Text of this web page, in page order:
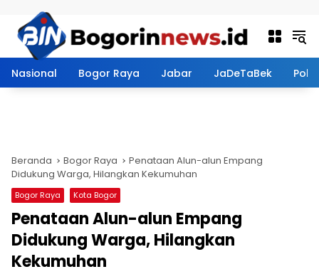
Nasional Bogor Raya Jabar JaDeTaBek
Beranda Bogor Raya
Penataan Alun-alun Empang
Didukung Warga, Hilangkan Kekumuhan
Bogor Raya Kota Bogor
Penataan Alun-alun Empang
Didukung Warga, Hilangkan
Kekumuhan